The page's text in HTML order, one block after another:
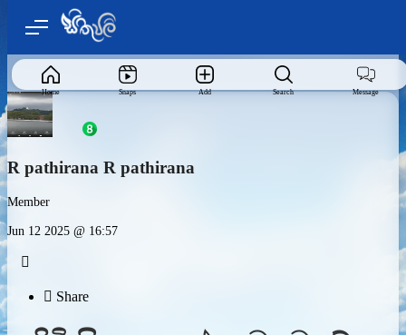
Home Snaps Add Search Message
R pathirana R pathirana
Member
Jun 12 2025 @ 16:57

 Share